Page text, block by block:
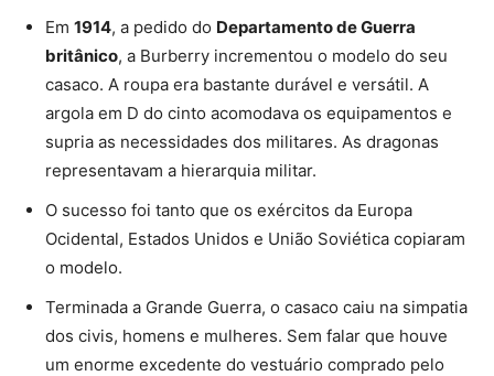
Em 1914, a pedido do Departamento de Guerra
britânico, a Burberry incrementou o modelo do seu
casaco. A roupa era bastante durável e versátil. A
argola em D do cinto acomodava os equipamentos e
supria as necessidades dos militares. As dragonas
representavam a hierarquia militar.
O sucesso foi tanto que os exércitos da Europa
Ocidental, Estados Unidos e União Soviética copiaram
o modelo.
Terminada a Grande Guerra, o casaco caiu na simpatia
dos civis, homens e mulheres. Sem falar que houve
um enorme excedente do vestuário comprado pelo